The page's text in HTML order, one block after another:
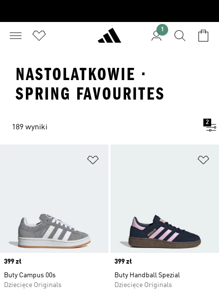
1
NASTOLATKOWIE ·
SPRING FAVOURITES
189 wyniki
2
Price
399 zł
Buty Campus 00s
Dziecięce Originals
Price
399 zł
Buty Handball Spezial
Dziecięce Originals